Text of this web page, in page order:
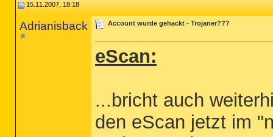
15.11.2007, 18:18
Adrianisback Account wurde gehackt - Trojaner???
eScan:
...bricht auch
den eScan jetzt im